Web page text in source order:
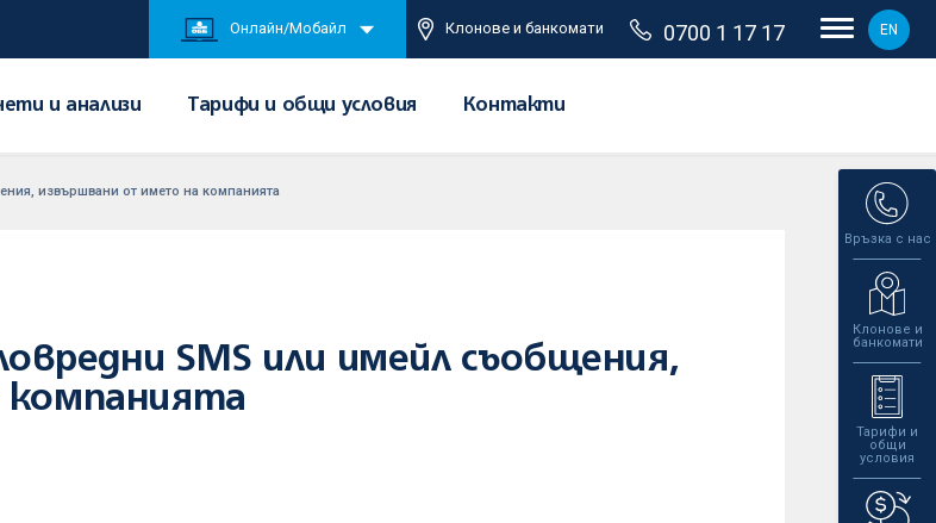
Онлайн/Мобайл Клонове и банкомати 0700 1 17 17 EN
и анализи Тарифи и общи условия Контакти
Връзка с нас
Клонове и
банкомати
Тарифи и
общи
условия
извършвани от името на компанията
SMS или имейл съобщения,